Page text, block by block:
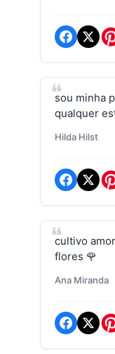
sou minha
qualquer
Hilda Hilst
cultivo
flores 🌹
Ana Miranda